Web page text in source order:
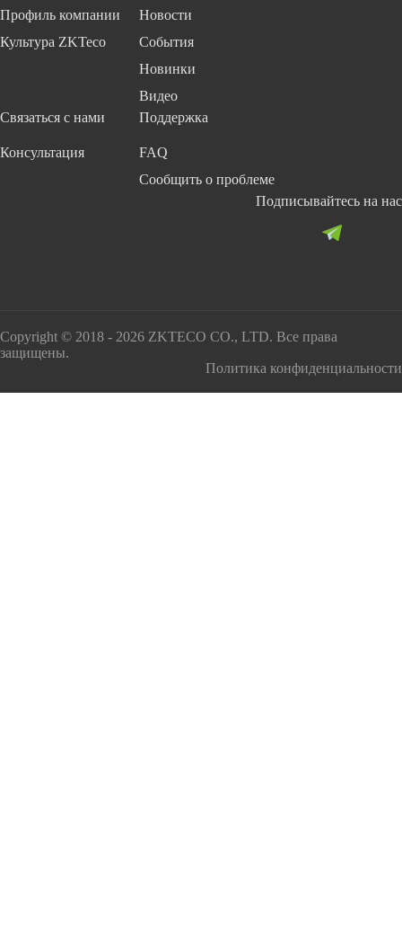
Профиль компании
Культура ZKTeco
Новости
События
Новинки
Видео
Связаться с нами
Консультация
Поддержка
FAQ
Сообщить о проблеме
Подписывайтесь на нас
Copyright © 2018 - 2026 ZKTECO CO., LTD. Все права
защищены.
Политика конфиденциальности